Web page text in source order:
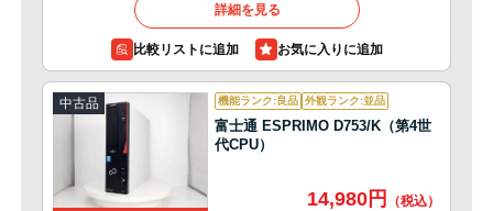
詳細を見る
比較リストに追加
中古品 機能ランク:良品 外観ランク:並品
富士通 ESPRIMO D753/K（第4世
代CPU）
14,980円